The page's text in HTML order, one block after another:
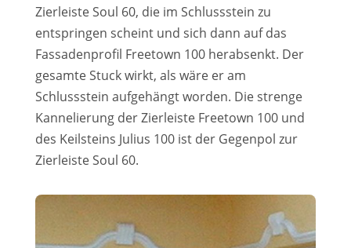
Zierleiste Soul 60, die im Schlussstein zu
entspringen scheint und sich dann auf das
Fassadenprofil Freetown 100 herabsenkt. Der
gesamte Stuck wirkt, als wäre er am
Schlussstein aufgehängt worden. Die strenge
Kannelierung der Zierleiste Freetown 100 und
des Keilsteins Julius 100 ist der Gegenpol zur
Zierleiste Soul 60.